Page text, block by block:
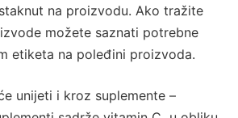
na proizvodu. Ako tražite
možete saznati potrebne
etiketa na poleđini proizvoda.
unijeti i kroz suplemente –